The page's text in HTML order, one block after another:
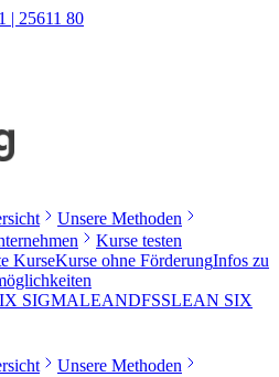
| 25611 80
Unsere Methoden
Kurse testen
KurseKurse ohne FörderungInfos zu
SIGMALEANDFSSLEAN SIX
Unsere Methoden